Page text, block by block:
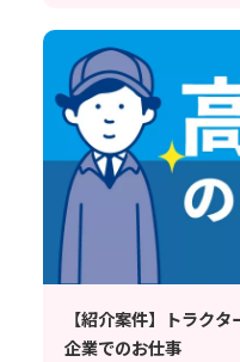
【紹介案件】トラク
企業でのお仕事